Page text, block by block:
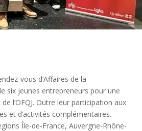
vous d’Affaires de la
six jeunes entrepreneurs pour une
l’OFQJ. Outre leur participation aux
et d’activités complémentaires.
Île-de-France, Auvergne-Rhône-